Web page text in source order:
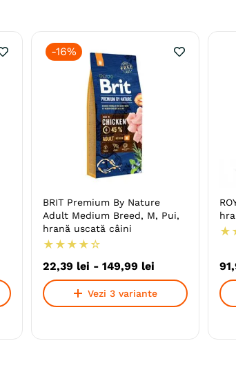
-16%
BRIT Premium By Nature
Adult Medium Breed, M, Pui,
hrană uscată câini
★ ★ ★ ★ ☆
22,39 lei - 149,99 lei
Vezi 3 variante
★
91,